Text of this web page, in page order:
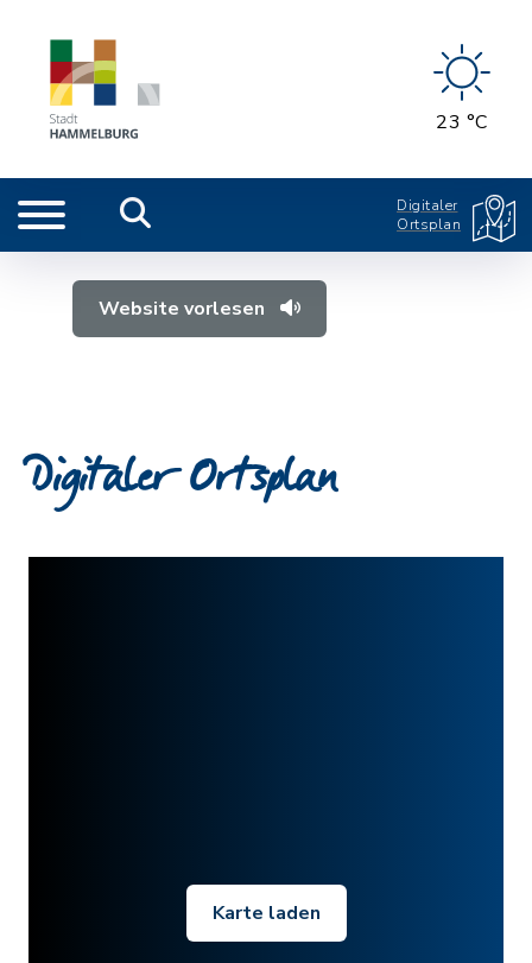
23 °C
Digitaler
Ortsplan
Website vorlesen
Digitaler Ortsplan
Karte laden